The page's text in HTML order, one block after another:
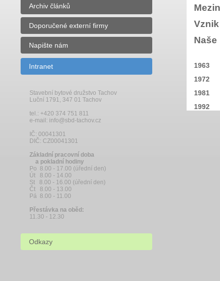
Archiv článků
Doporučené externí firmy
Napište nám
Intranet
Stavební bytové družstvo Tachov
Luční 1791, 347 01 Tachov
tel.: +420 374 751 811
e-mail: info@sbd-tachov.cz
IČ: 00041301
DIČ: CZ00041301
Základní pracovní doba
a pokladní hodiny
Po 8.00 - 17.00 (úřední den)
Út 8.00 - 14.00
St 8.00 - 16.00 (úřední den)
Čt 8.00 - 13.00
Pá 8.00 - 11.00
Přestávka na oběd:
11.30 - 12.30
Odkazy
1963
1972
1981
1992